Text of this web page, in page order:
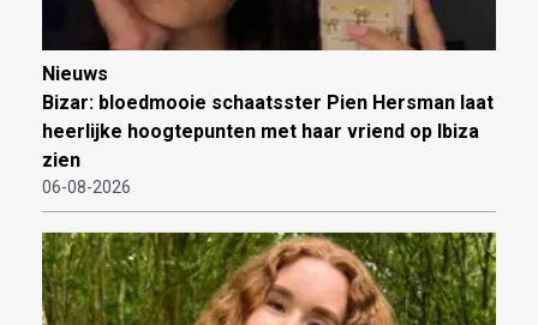
Nieuws
Bizar: bloedmooie schaatsster Pien Hersman laat
heerlijke hoogtepunten met haar vriend op Ibiza
zien
06-08-2026